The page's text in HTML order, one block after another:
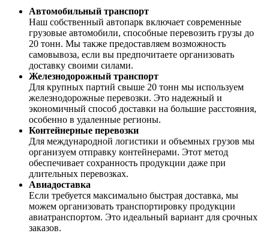
Автомобильный транспорт
Наш собственный автопарк включает современные
грузовые автомобили, способные перевозить грузы до
20 тонн. Мы также предоставляем возможность
самовывоза, если вы предпочитаете организовать
доставку своими силами.
Железнодорожный транспорт
Для крупных партий свыше 20 тонн мы используем
железнодорожные перевозки. Это надежный и
экономичный способ доставки на большие расстояния,
особенно в удаленные регионы.
Контейнерные перевозки
Для международной логистики и объемных грузов мы
организуем отправку контейнерами. Этот метод
обеспечивает сохранность продукции даже при
длительных перевозках.
Авиадоставка
Если требуется максимально быстрая доставка, мы
можем организовать транспортировку продукции
авиатранспортом. Это идеальный вариант для срочных
заказов.